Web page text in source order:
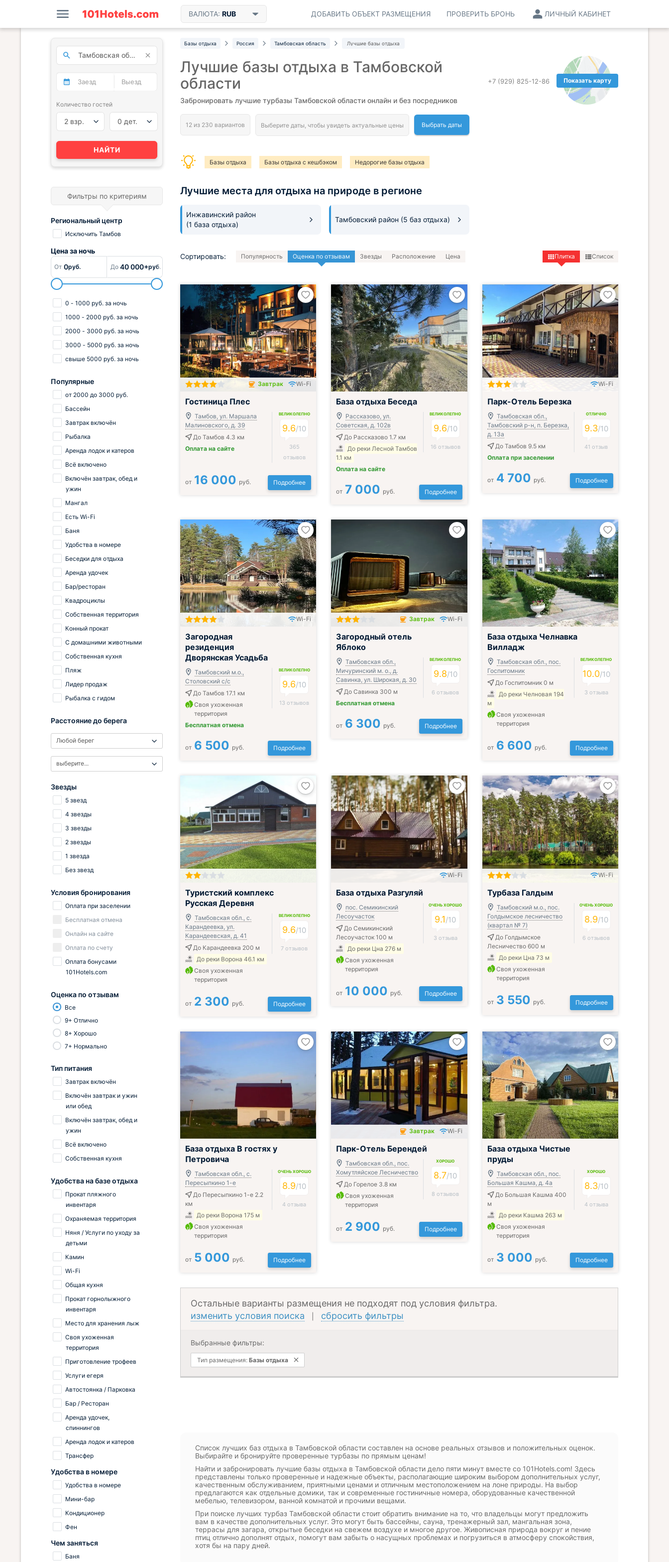
ВАЛЮТА: RUB ЛИЧНЫЙ КАБИНЕТ
ПРОВЕРИТЬ БРОНЬ
ДОБАВИТЬ ОБЪЕКТ РАЗМЕЩЕНИЯ
Базы отдыха Россия Тамбовская область Лучшие базы отдыха
Показать карту
+7 (929) 825-12-86
Лучшие базы отдыха в Тамбовской
области
Забронировать лучшие турбазы Тамбовской области онлайн и без посредников
Выбрать даты
Базы отдыха Базы отдыха с кешбэком Недорогие базы отдыха
Лучшие места для отдыха на природе в регионе
Инжавинский район
(1 база отдыха)
Тамбовский район (5 баз отдыха)
Сортировать: Популярность Оценка по отзывам Звезды Расположение Цена Плитка Список
Завтрак включён
Завтрак Wi-Fi
Гостиница Плес
Тамбов, ул. Маршала
Малиновского, д. 39
До Тамбов 4.3 км
Оплата на сайте
ВЕЛИКОЛЕПНО
9.6/10
365
отзывов
от 16 000 руб. Подробнее
База отдыха Беседа
Рассказово, ул.
Советская, д. 102в
До Рассказово 1.7 км
До реки Лесной Тамбов
1.1 км
Оплата на сайте
ВЕЛИКОЛЕПНО
9.6/10
16 отзывов
от 7 000 руб. Подробнее
Включён завтрак, обед и ужин
Wi-Fi
Парк-Отель Березка
Тамбовская обл.,
Тамбовский р-н, п. Березка,
д. 13а
До Тамбов 9.5 км
Оплата при заселении
ОТЛИЧНО
9.3/10
41 отзыв
от 4 700 руб. Подробнее
Включён завтрак, обед и ужин
Wi-Fi
Загородная
резиденция
Дворянская Усадьба
Тамбовский м.о.,
Столовский с/с
До Тамбов 17.1 км
Своя ухоженная
территория
Бесплатная отмена
ВЕЛИКОЛЕПНО
9.6/10
13 отзывов
от 6 500 руб. Подробнее
Завтрак включён
Завтрак Wi-Fi
Загородный отель
Яблоко
Тамбовская обл.,
Мичуринский м. о., д.
Савинка, ул. Широкая, д. 30
До Савинка 300 м
Бесплатная отмена
ВЕЛИКОЛЕПНО
9.8/10
6 отзывов
от 6 300 руб. Подробнее
База отдыха Челнавка
Вилладж
Тамбовская обл., пос.
Госпитомник
До Госпитомник 0 м
До реки Челновая 194
м
Своя ухоженная
территория
ВЕЛИКОЛЕПНО
10.0/10
3 отзыва
от 6 600 руб. Подробнее
Туристский комплекс
Русская Деревня
Тамбовская обл., с.
Карандеевка, ул.
Карандеевская, д. 41
До Карандеевка 200 м
До реки Ворона 46.1 км
Своя ухоженная
территория
ВЕЛИКОЛЕПНО
9.6/10
7 отзывов
от 2 300 руб. Подробнее
Wi-Fi
База отдыха Разгуляй
пос. Семикинский
Лесоучасток
До Семикинский
Лесоучасток 100 м
До реки Цна 276 м
Своя ухоженная
территория
ОЧЕНЬ ХОРОШО
9.1/10
3 отзыва
от 10 000 руб. Подробнее
Wi-Fi
Турбаза Галдым
Тамбовский м.о., пос.
Голдымское лесничество
(квартал № 7)
До Голдымское
Лесничество 600 м
До реки Цна 73 м
Своя ухоженная
территория
ОЧЕНЬ ХОРОШО
8.9/10
6 отзывов
от 3 550 руб. Подробнее
База отдыха В гостях у
Петровича
Тамбовская обл., с.
Пересыпкино 1-е
До Пересыпкино 1-е 2.2
км
До реки Ворона 175 м
Своя ухоженная
территория
ОЧЕНЬ ХОРОШО
8.9/10
4 отзыва
от 5 000 руб. Подробнее
Завтрак включён
Завтрак Wi-Fi
Парк-Отель Берендей
Тамбовская обл., пос.
Хомутляйское Лесничество
До Горелое 3.8 км
Своя ухоженная
территория
ХОРОШО
8.7/10
8 отзывов
от 2 900 руб. Подробнее
База отдыха Чистые
пруды
Тамбовская обл., пос.
Большая Кашма, д. 4а
До Большая Кашма 400
м
До реки Кашма 263 м
Своя ухоженная
территория
ХОРОШО
8.3/10
4 отзыва
от 3 000 руб. Подробнее
Остальные варианты размещения не подходят под условия фильтра.
изменить условия поиска
сбросить фильтры
Выбранные фильтры:
Тип размещения: Базы отдыха
Список лучших баз отдыха в Тамбовской области составлен на основе реальных отзывов и положительных оценок.
Выбирайте и бронируйте проверенные турбазы по прямым ценам!
Найти и забронировать лучшие базы отдыха в Тамбовской области дело пяти минут вместе со 101Hotels.com! Здесь
представлены только проверенные и надежные объекты, располагающие широким выбором дополнительных услуг,
качественным обслуживанием, приятными ценами и отличным местоположением на лоне природы. На выбор
предлагаются как отдельные домики, так и современные гостиничные номера, оборудованные качественной
мебелью, телевизором, ванной комнатой и прочими вещами.
При поиске лучших турбаз Тамбовской области стоит обратить внимание на то, что владельцы могут предложить
вам в качестве дополнительных услуг. Это могут быть бассейны, сауна, тренажерный зал, мангальная зона,
террасы для загара, открытые беседки на свежем воздухе и многое другое. Живописная природа вокруг и пение
птиц отлично дополнят отдых, помогут вам забыть о насущных проблемах и погрузиться в атмосферу спокойствия,
хотя бы на пару дней.
Количество гостей
2 взр. 0 дет.
НАЙТИ
Фильтры по критериям
Региональный центр
Исключить Тамбов
Цена заночь
От 0руб. До 40 000+руб.
0 - 1000 руб. за ночь
1000 - 2000 руб. за ночь
2000 - 3000 руб. за ночь
3000 - 5000 руб. за ночь
свыше 5000 руб. за ночь
Популярные
от 2000 до 3000 руб.
Бассейн
Завтрак включён
Рыбалка
Аренда лодок и катеров
Всё включено
Включён завтрак, обед и
ужин
Мангал
Есть Wi-Fi
Баня
Удобства в номере
Беседки для отдыха
Аренда удочек
Бар/ресторан
Квадроциклы
Собственная территория
Конный прокат
С домашними животными
Собственная кухня
Пляж
Лидер продаж
Рыбалка с гидом
Расстояние до берега
Любой берег
выберите...
Звезды
5 звезд
4 звезды
3 звезды
2 звезды
1 звезда
Без звезд
Условия бронирования
Оплата при заселении
Бесплатная отмена
Онлайн на сайте
Оплата по счету
Оплата бонусами
101Hotels.com
Оценка по отзывам
Все
9+ Отлично
8+ Хорошо
7+ Нормально
Тип питания
Завтрак включён
Включён завтрак и ужин
или обед
Включён завтрак, обед и
ужин
Всё включено
Собственная кухня
Удобства на базе отдыха
Прокат пляжного
инвентаря
Охраняемая территория
Няня / Услуги по уходу за
детьми
Камин
Wi-Fi
Общая кухня
Прокат горнолыжного
инвентаря
Место для хранения лыж
Своя ухоженная
территория
Приготовление трофеев
Услуги егеря
Автостоянка / Парковка
Бар / Ресторан
Аренда удочек,
спиннингов
Аренда лодок и катеров
Трансфер
Удобства в номере
Удобства в номере
Мини-бар
Кондиционер
Фен
Чем заняться
Баня